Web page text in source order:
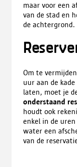
maar voor een
van de stad en
de achtergrond.
Om te
uur aan de
laten, moet je
onderstaand
houdt ook
enkel in de
water een
van de